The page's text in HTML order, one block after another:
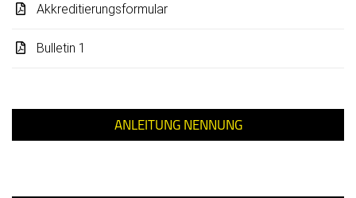
Akkreditierungsformular
Bulletin 1
ANLEITUNG NENNUNG